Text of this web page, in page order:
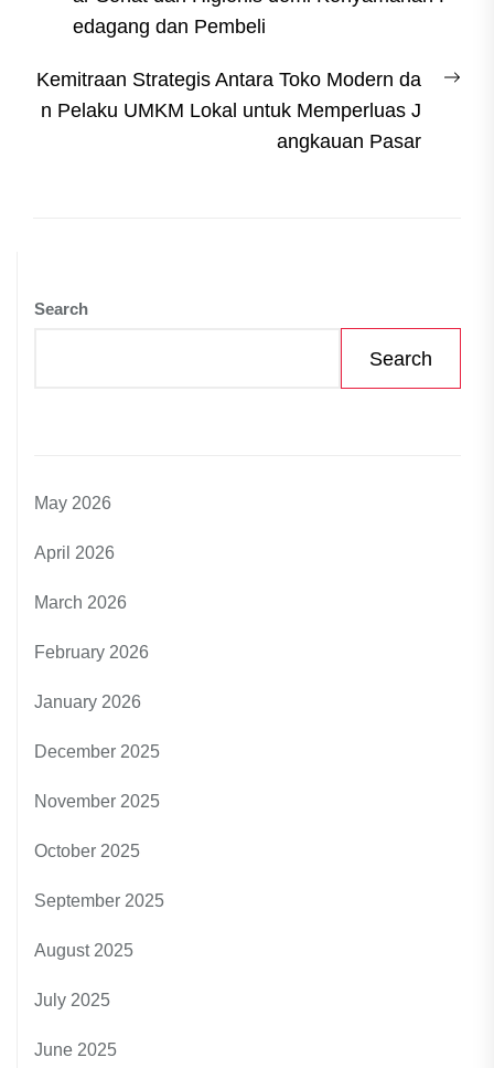
edagang dan Pembeli
Kemitraan Strategis Antara Toko Modern da
n Pelaku UMKM Lokal untuk Memperluas J
angkauan Pasar
Search
Search
May 2026
April 2026
March 2026
February 2026
January 2026
December 2025
November 2025
October 2025
September 2025
August 2025
July 2025
June 2025